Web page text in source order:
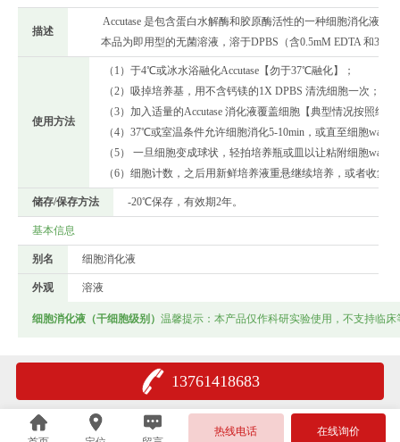
描述
Accutase 是包含蛋白水解酶和胶原酶活性的一种细胞消化液，
本品为即用型的无菌溶液，溶于DPBS（含0.5mM EDTA 和
使用方法
（1）于4℃或冰水浴融化Accutase【勿于37℃融化】；
（2）吸掉培养基，用不含钙镁的1X DPBS 清洗细胞一次；
（3）加入适量的Accutase 消化液覆盖细胞【典型情况按照细
（4）37℃或室温条件允许细胞消化5-10min，或直至细胞wan
（5） 一旦细胞变成球状，轻拍培养瓶或皿以让粘附细胞wan
（6）细胞计数，之后用新鲜培养液重悬继续培养，或者收集
储存/保存方法 -20℃保存，有效期2年。
基本信息
别名 细胞消化液
外观 溶液
细胞消化液（干细胞级别） 温馨提示：本产品仅作科研实验使用，不支持临床
13761418683
热线电话 在线询价